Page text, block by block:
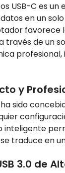
USB-C es
en un
de un
y
ha sido
inteligente
se traduce en
3.0 de